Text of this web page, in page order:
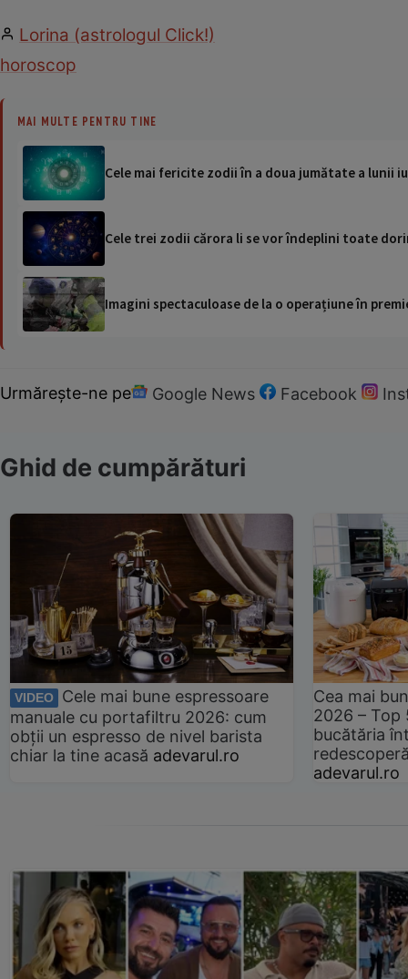
Lorina (astrologul Click!)
horoscop
MAI MULTE PENTRU TINE
Cele mai fericite zodii în a doua jumătate a lunii
Cele trei zodii cărora li se vor îndeplini toate
Imagini spectaculoase de la o operațiune în
Urmărește-ne pe Google News Facebook
Ghid de cumpărături
VIDEO
Cele mai bune espressoare
manuale cu portafiltru 2026: cum
obții un espresso de nivel barista
chiar la tine acasă adevarul.ro
Cea mai
2026 –
bucătăria
adevarul.ro